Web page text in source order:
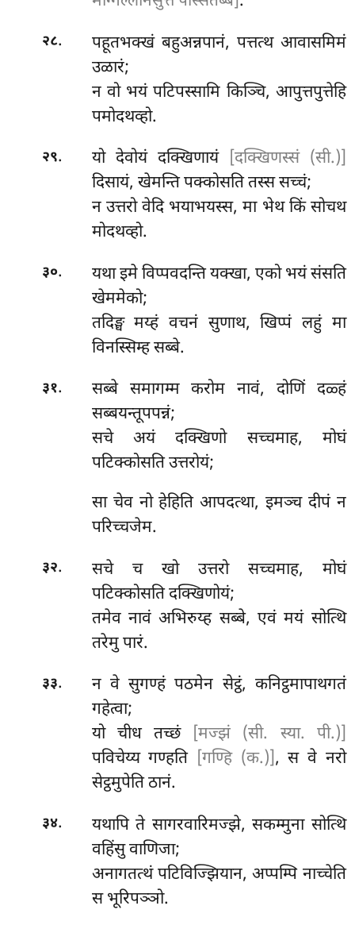
२८.
पहूतभक्खं बहुअन्नपानं, पत्तत्थ आवासमिमं
उळारं;
न वो भयं पटिपस्सामि किञ्चि, आपुत्तपुत्तेहि
पमोदथव्हो.
२९. यो देवोयं दक्खिणायं [दक्खिणस्सं (सी.)]
दिसायं, खेमन्ति पक्कोसति तस्स सच्चं;
न उत्तरो वेदि भयाभयस्स, मा भेथ किं सोचथ
मोदथव्हो.
३०.
यथा इमे विप्पवदन्ति यक्खा, एको भयं संसति
खेममेको;
तदिङ्घ मय्हं वचनं सुणाथ, खिप्पंलहुं मा
विनस्सिम्ह सब्बे.
३१. सब्बे समागम्म करोम नावं, दोणिं दळ्हं
सब्बयन्तूपपन्नं;
सचे अयं दक्खिणो सच्चमाह, मोघं
पटिक्कोसति उत्तरोयं;
सा चेव नो हेहिति आपदत्था, इमञ्च दीपं न
परिच्चजेम.
३२.
सचे च खो उत्तरो सच्चमाह, मोघं
पटिक्कोसति दक्खिणोयं;
तमेव नावं अभिरुय्ह सब्बे, एवं मयं सोत्थि
तरेमु पारं.
३३.
न वे सुगण्हं पठमेन सेट्ठं, कनिट्ठमापाथगतं
गहेत्वा;
यो चीध तच्छं
[मज्झं (सी. स्या. पी.)]
पविचेय्य गण्हति [गण्हि (क.)], स वे नरो
सेट्ठमुपेति ठानं.
३४.
यथापि ते सागरवारिमज्झे, सकम्मुना सोत्थि
वहिंसु वाणिजा;
अनागतत्थं पटिविज्झियान, अप्पम्पि नाच्चेति
स भूरिपञ्ञो.